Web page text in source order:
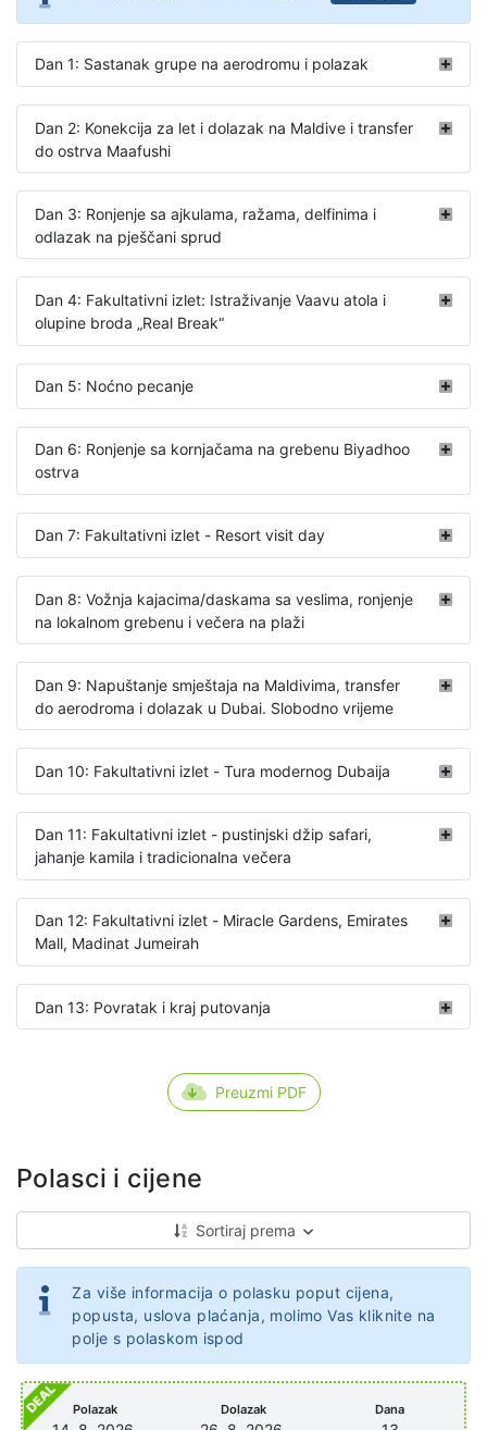
Dan 1: Sastanak grupe na aerodromu i polazak
Dan 2: Konekcija za let i dolazak na Maldive i transfer
do ostrva Maafushi
Dan 3: Ronjenje sa ajkulama, ražama, delfinima i
odlazak na pješčani sprud
Dan 4: Fakultativni izlet: Istraživanje Vaavu atola i
olupine broda „Real Break­­­“
Dan 5: Noćno pecanje
Dan 6: Ronjenje sa kornjačama na grebenu Biyadhoo
ostrva
Dan 7: Fakultativni izlet - Resort visit day
Dan 8: Vožnja kajacima/daskama sa veslima, ronjenje
na lokalnom grebenu i večera na plaži
Dan 9: Napuštanje smještaja na Maldivima, transfer
do aerodroma i dolazak u Dubai. Slobodno vrijeme
Dan 10: Fakultativni izlet - Tura modernog Dubaija
Dan 11: Fakultativni izlet - pustinjski džip safari,
jahanje kamila i tradicionalna večera
Dan 12: Fakultativni izlet - Miracle Gardens, Emirates
Mall, Madinat Jumeirah
Dan 13: Povratak i kraj putovanja
Preuzmi PDF
Polasci i cijene
Sortiraj prema
Za više informacija o polasku poput cijena,
popusta, uslova plaćanja, molimo Vas kliknite na
polje s polaskom ispod
Polazak Dolazak Dana